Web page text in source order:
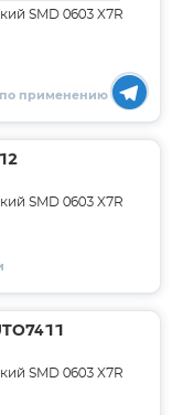
SMD 0603 X7R
по применению
SMD 0603 X7R
SMD 0603 X7R